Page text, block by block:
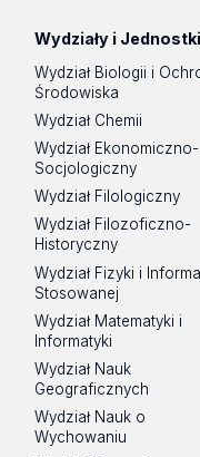
Wydziały i Jednostki
Wydział Biologii i
Środowiska
Wydział Chemii
Wydział Ekonomiczno-
Socjologiczny
Wydział Filologiczny
Wydział Filozoficzno-
Historyczny
Wydział Fizyki i
Stosowanej
Wydział Matematyki i
Informatyki
Wydział Nauk
Geograficznych
Wydział Nauk o
Wychowaniu